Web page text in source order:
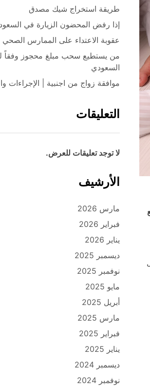
طريقة استخراج شيك مصدق
إذا رفض المحضون الزيارة في
عقوبة الاعتداء على الممارس الصحي
من يستطيع سحب مبلغ محجوز وفقاً
السعودي
موافقة زواج من اجنبية | الإجراءات
التعليقات
لا توجد تعليقات للعرض.
الأرشيف
مارس 2026
فبراير 2026
يناير 2026
ديسمبر 2025
نوفمبر 2025
مايو 2025
أبريل 2025
مارس 2025
فبراير 2025
يناير 2025
ديسمبر 2024
نوفمبر 2024